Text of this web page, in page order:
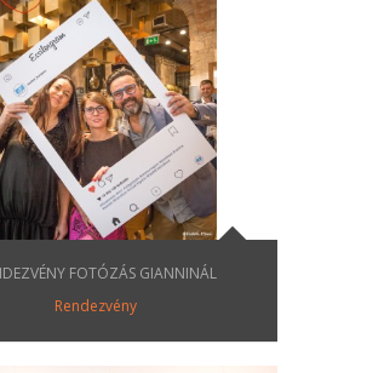
FOTÓZÁS GIANNINÁL
Rendezvény